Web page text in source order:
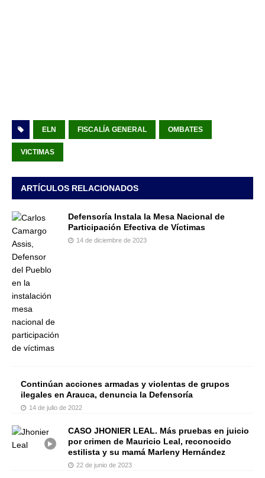
ELN FISCALÍA GENERAL OMBATES
VICTIMAS
ARTÍCULOS RELACIONADOS
Defensoría Instala la Mesa Nacional de
Participación Efectiva de Víctimas
14 de diciembre de 2023
Continúan acciones armadas y violentas de grupos
ilegales en Arauca, denuncia la Defensoría
14 de julio de 2022
CASO JHONIER LEAL. Más pruebas en juicio
por crimen de Mauricio Leal, reconocido
estilista y su mamá Marleny Hernández
22 de junio de 2023